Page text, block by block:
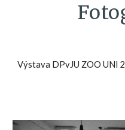
Výstava DPvJU ZOO